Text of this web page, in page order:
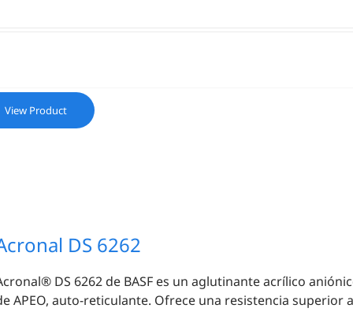
View Product
DS 6262
DS 6262 de BASF es un aglutinante acrílico
APEO, auto-reticulante. Ofrece una resistencia superior